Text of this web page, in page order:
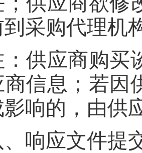
采购代理机
应商购买谈
商信息；若因
响的，由供
应文件提交